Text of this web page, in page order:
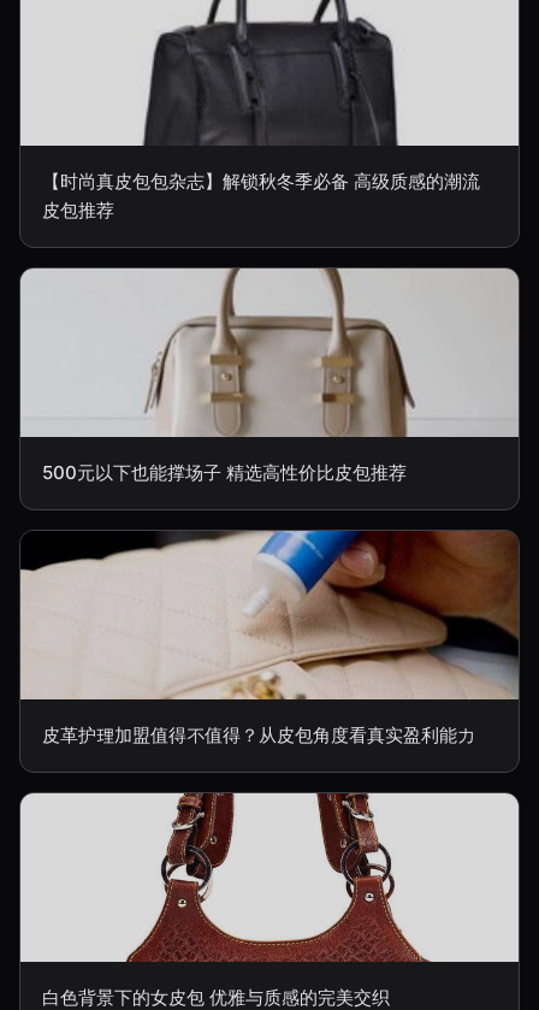
【时尚真皮包包杂志】解锁秋冬季必备 高级质感的潮流
皮包推荐
500元以下也能撑场子 精选高性价比皮包推荐
皮革护理加盟值得不值得？从皮包角度看真实盈利能力
白色背景下的女皮包 优雅与质感的完美交织